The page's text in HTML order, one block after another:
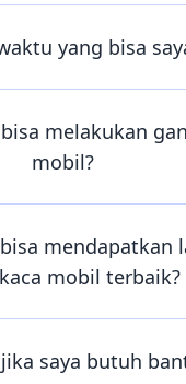
yang bisa
melakukan
mobil?
mendapatkan
mobil terbaik?
saya butuh